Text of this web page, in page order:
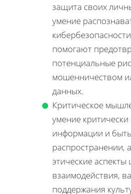
защита своих
умение
помогают
потенциальные
мошенничеством
данных.
Критическое
умение
информации и
распространении,
этические
взаимодействия,
поддержания